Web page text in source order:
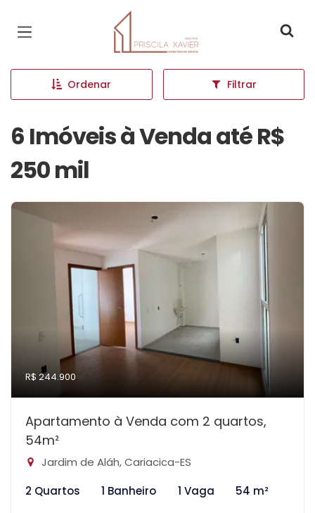
Página inicial
Ordenar Filtrar
6 Imóveis à Venda até R$
250 mil
R$ 244.900
Apartamento à Venda com 2 quartos,
54m²
Jardim de Aláh, Cariacica-ES
2 Quartos
1 Banheiro 1 Vaga 54 m²